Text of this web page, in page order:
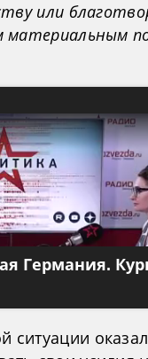
или
материальным
Германия.